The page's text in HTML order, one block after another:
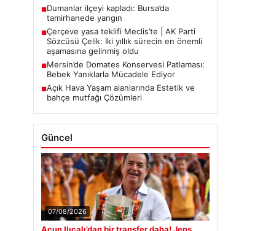
■Dumanlar ilçeyi kapladı: Bursa’da
tamirhanede yangın
■Çerçeve yasa teklifi Meclis’te | AK Parti
Sözcüsü Çelik: İki yıllık sürecin en önemli
aşamasına gelinmiş oldu
■Mersin’de Domates Konservesi Patlaması:
Bebek Yanıklarla Mücadele Ediyor
■Açık Hava Yaşam alanlarında Estetik ve
bahçe mutfağı Çözümleri
Güncel
07/08/2026